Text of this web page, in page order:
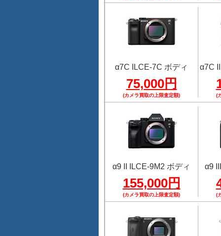
α7C ILCE-7C ボディ
75,000円
(カメラ買取の上限査定額)
α7C
(
α9 II ILCE-9M2 ボディ
155,000円
(カメラ買取の上限査定額)
α9
(